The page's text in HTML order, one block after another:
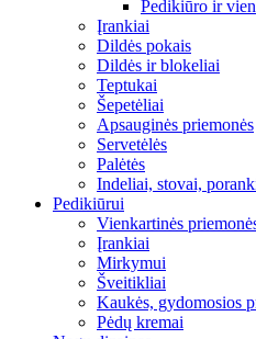
Pedikiūro ir
Įrankiai
Dildės pokais
Dildės ir blokeliai
Teptukai
Šepetėliai
Apsauginės priemonės
Servetėlės
Palėtės
Indeliai, stovai,
Pedikiūrui
Vienkartinės
Įrankiai
Mirkymui
Šveitikliai
Kaukės, gydomosios
Pėdų kremai